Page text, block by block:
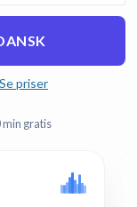
Se priser
min gratis